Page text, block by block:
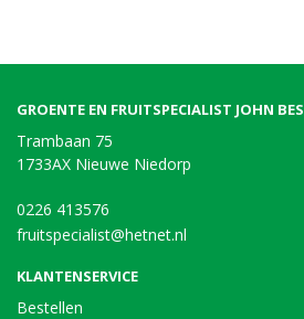
GROENTE EN FRUITSPECIALIST JOHN BES
Trambaan 75
1733AX Nieuwe Niedorp
0226 413576
fruitspecialist@hetnet.nl
KLANTENSERVICE
Bestellen